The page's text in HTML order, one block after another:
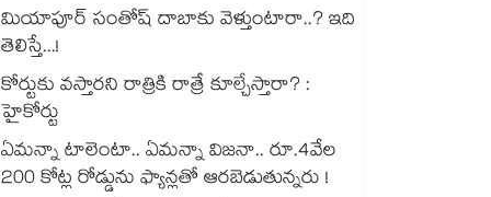
మియాపూర్ సంతోష్ దాబాకు వెళ్తుంటారా..? ఇది
తెలిస్తే...!
కోర్టుకు వస్తారని రాత్రికి రాత్రే కూల్చేస్తారా? :
హైకోర్టు
ఏమన్నా టాలెంటా.. ఏమన్నా విజనా.. రూ.4వేల
200 కోట్ల రోడ్డును ఫ్యాన్లతో ఆరబెడుతున్నరు !